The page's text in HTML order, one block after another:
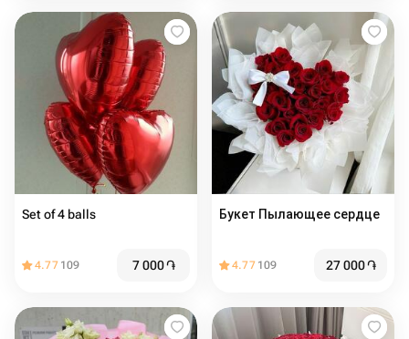
Set of 4 balls
4.77 109 7 000֏
Букет Пылающее сердце
4.77 109 27 000֏